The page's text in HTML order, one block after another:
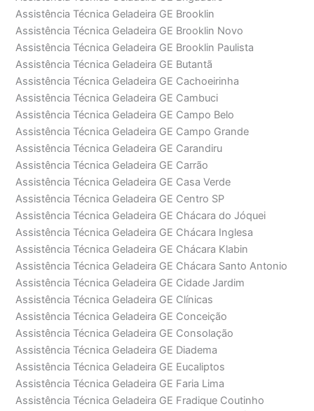
Assistência Técnica Geladeira GE Brooklin
Assistência Técnica Geladeira GE Brooklin Novo
Assistência Técnica Geladeira GE Brooklin Paulista
Assistência Técnica Geladeira GE Butantã
Assistência Técnica Geladeira GE Cachoeirinha
Assistência Técnica Geladeira GE Cambuci
Assistência Técnica Geladeira GE Campo Belo
Assistência Técnica Geladeira GE Campo Grande
Assistência Técnica Geladeira GE Carandiru
Assistência Técnica Geladeira GE Carrão
Assistência Técnica Geladeira GE Casa Verde
Assistência Técnica Geladeira GE Centro SP
Assistência Técnica Geladeira GE Chácara do Jóquei
Assistência Técnica Geladeira GE Chácara Inglesa
Assistência Técnica Geladeira GE Chácara Klabin
Assistência Técnica Geladeira GE Chácara Santo Antonio
Assistência Técnica Geladeira GE Cidade Jardim
Assistência Técnica Geladeira GE Clínicas
Assistência Técnica Geladeira GE Conceição
Assistência Técnica Geladeira GE Consolação
Assistência Técnica Geladeira GE Diadema
Assistência Técnica Geladeira GE Eucaliptos
Assistência Técnica Geladeira GE Faria Lima
Assistência Técnica Geladeira GE Fradique Coutinho